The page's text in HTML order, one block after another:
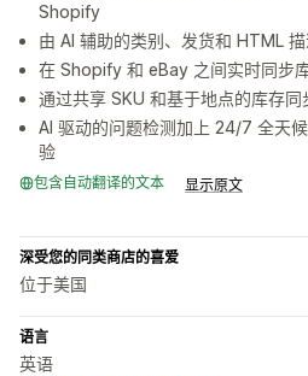
Shopify
由 AI 辅助的类别、发货和 HTML
在 Shopify 和 eBay 之间实时同步
通过共享 SKU 和基于地点的库存同
AI 驱动的问题检测加上 24/7 全天
验
包含自动翻译的文本 显示原文
深受您的同类商店的喜爱
位于美国
语言
英语